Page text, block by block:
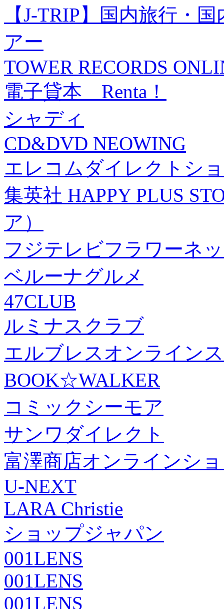
【J-TRIP】国内旅行・
アー
TOWER RECORDS
電子貸本 Renta！
シャディ
CD&DVD NEOWING
エレコムダイレクトシ
集英社 HAPPY PLUS
ア）
フジテレビフラワーネ
ベルーナグルメ
47CLUB
ルミナスクラブ
エルブレスオンライン
BOOK☆WALKER
コミックシーモア
サンワダイレクト
富澤商店オンラインシ
U-NEXT
LARA Christie
ショップジャパン
001LENS
001LENS
001LENS